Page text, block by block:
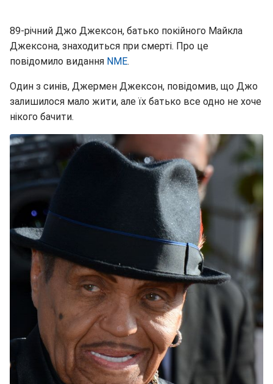
89-річний Джо Джексон, батько покійного Майкла
Джексона, знаходиться при смерті. Про це
повідомило видання NME.
Один з синів, Джермен Джексон, повідомив, що Джо
залишилося мало жити, але їх батько все одно не хоче
нікого бачити.